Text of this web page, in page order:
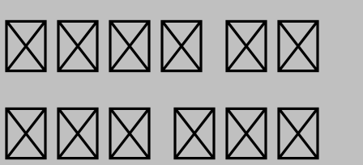
프리즘을 통해
굴절된 영웅의